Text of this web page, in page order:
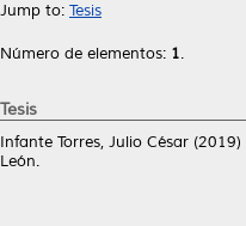
Jump to: Tesis
Número de elementos: 1.
Tesis
Infante Torres, Julio César (2019)
León.